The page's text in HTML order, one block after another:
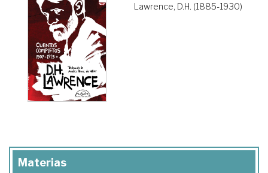
Lawrence, D.H. (1885-1930)
Materias